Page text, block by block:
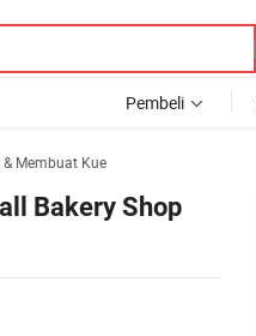
Pembeli
Membuat Kue
Bakery Shop